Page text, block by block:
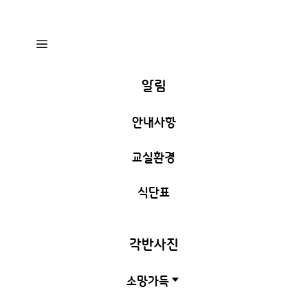
a
알림
안내사항
교실환경
식단표
각반사진
소망가득C